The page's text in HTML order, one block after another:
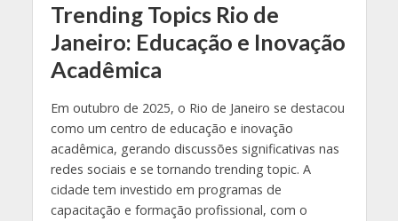
Trending Topics Rio de
Janeiro: Educação e Inovação
Acadêmica
Em outubro de 2025, o Rio de Janeiro se destacou
como um centro de educação e inovação
acadêmica, gerando discussões significativas nas
redes sociais e se tornando trending topic. A
cidade tem investido em programas de
capacitação e formação profissional, com o